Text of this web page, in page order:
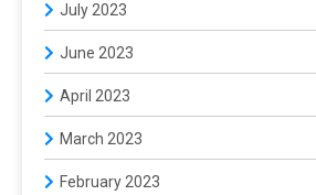
July 2023
June 2023
April 2023
March 2023
February 2023